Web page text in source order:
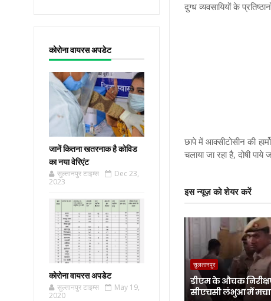
कोरोना वायरस अपडेट
जानें कितना खतरनाक है कोविड
का नया वेरिएंट
सुल्तानपुर टाइम्स
Dec 23,
2023
कोरोना वायरस अपडेट
सुल्तानपुर टाइम्स
May 19,
2020
दुग्ध व्यवसायियों के
छापे में आक्सीटोसीन की
चलाया जा रहा है, दोषी
इस न्यूज़ को शेयर करें
सुलतानपुर
डीएम के औचक
सीएचसी लंभुआ में